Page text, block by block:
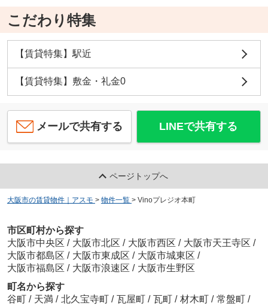
こだわり特集
【賃貸特集】駅近
【賃貸特集】敷金・礼金0
メールで共有する LINEで共有する
ページトップへ
大阪市の賃貸物件｜アスモ > 物件一覧 > Vinoプレジオ本町
市区町村から探す
大阪市中央区 / 大阪市北区 / 大阪市西区 / 大阪市天王寺区 /
大阪市都島区 / 大阪市東成区 / 大阪市城東区 /
大阪市福島区 / 大阪市浪速区 / 大阪市生野区
町名から探す
谷町 / 天満 / 北久宝寺町 / 瓦屋町 / 瓦町 / 材木町 / 常盤町 /